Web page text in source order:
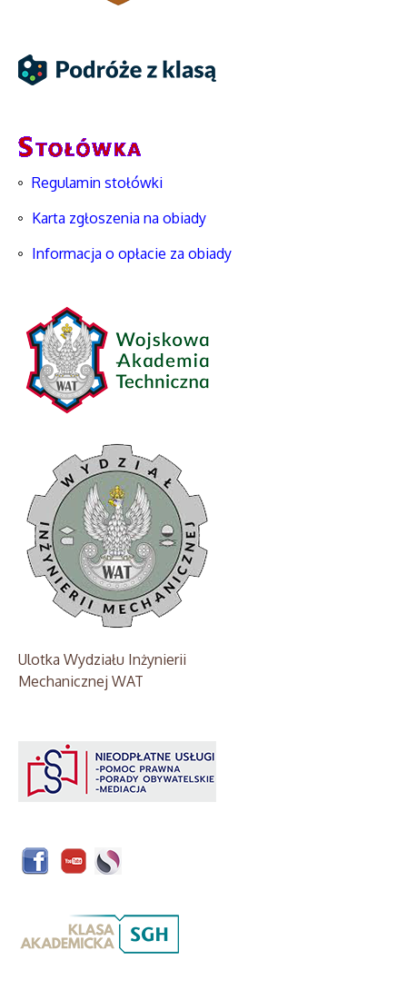
Regulamin stołówki
Karta zgłoszenia na obiady
Informacja o opłacie za obiady
Ulotka Wydziału Inżynierii
Mechanicznej WAT